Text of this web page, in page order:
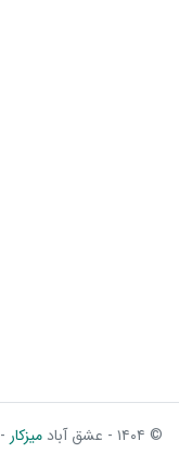
© ۱۴۰۴ - عشق آباد میزکار -